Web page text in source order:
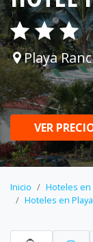
Playa
VER
Inicio Hoteles en
Hoteles en